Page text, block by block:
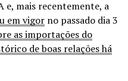
e, mais recentemente, a
em vigor no passado dia 3
as importações do
de boas relações há